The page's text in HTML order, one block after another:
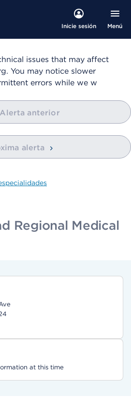
Inicie sesión Menú
issues that may affect
You may notice slower
errors while we w
Alerta anterior
alerta
Regional Medical
at this time